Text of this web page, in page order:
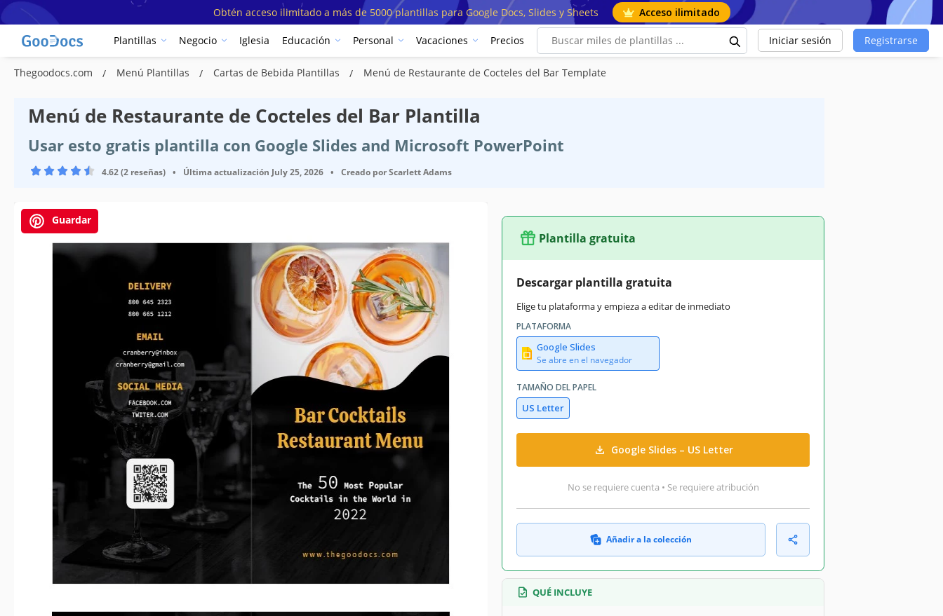
Obtén acceso ilimitado a más de 5000 plantillas para Google Docs, Slides y Sheets Acceso ilimitado
Plantillas Negocio Iglesia Educación Personal Vacaciones Precios Iniciar sesión Registrarse
Thegoodocs.com Menú Plantillas Cartas de Bebida Plantillas Menú de Restaurante de Cocteles del Bar Template
Menú de Restaurante de Cocteles del Bar Plantilla
Usar esto gratis plantilla con Google Slides and Microsoft PowerPoint
4.62 (2 reseñas) • Última actualización July 25, 2026 • Creado porScarlett Adams
Guardar
Plantilla gratuita
Descargar plantilla gratuita
Elige tu plataforma y empieza a editar de inmediato
PLATAFORMA
Google Slides
Se abre en el navegador
TAMAÑO DEL PAPEL
US Letter
Google Slides – US Letter
No se requiere cuenta • Se requiere atribución
Añadir a la colección
QUÉ INCLUYE